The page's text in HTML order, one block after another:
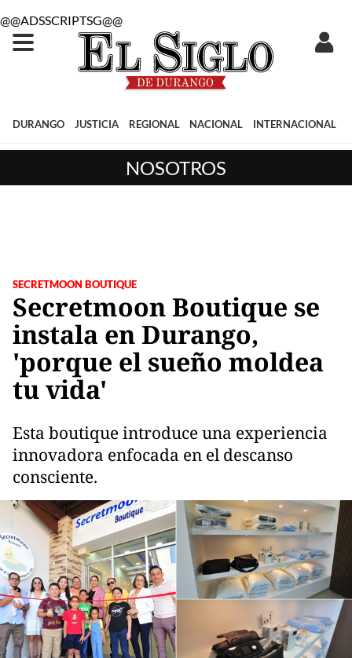
@@ADSSCRIPTSG@@
DURANGO JUSTICIA REGIONAL NACIONAL INTERNACIONAL
NOSOTROS
SECRETMOON BOUTIQUE
Secretmoon Boutique se
instala en Durango,
'porque el sueño moldea
tu vida'
Esta boutique introduce una experiencia
innovadora enfocada en el descanso
consciente.